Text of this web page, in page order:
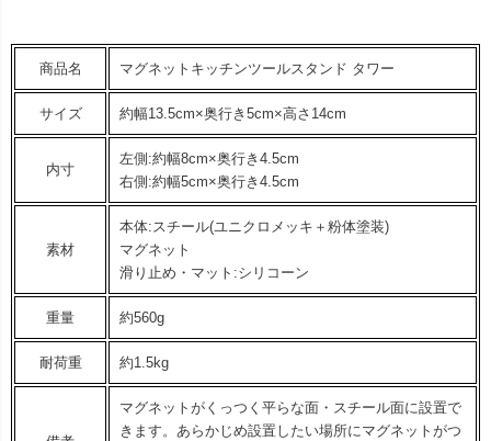
商品名 マグネットキッチンツールスタンド タワー
サイズ 約幅13.5cm×奥行き5cm×高さ14cm
内寸
左側:約幅8cm×奥行き4.5cm
右側:約幅5cm×奥行き4.5cm
素材
本体:スチール(ユニクロメッキ＋粉体塗装)
マグネット
滑り止め・マット:シリコーン
重量 約560g
耐荷重 約1.5kg
マグネットがくっつく平らな面・スチール面に設置で
きます。あらかじめ設置したい場所にマグネットがつ